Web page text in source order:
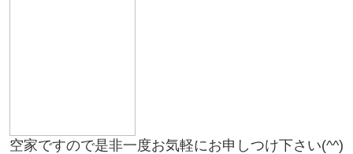
空家ですので是非一度お気軽にお申しつけ下さい(^^)